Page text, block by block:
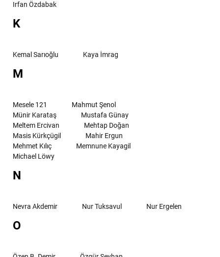
Irfan Özdabak
K
Kemal Sarıoğlu Kaya İmrag
M
Mesele 121
Mahmut Şenol
Münir Karataş
Mustafa Günay
Meltem Ercivan
Mehtap Doğan
Masis Kürkçügil
Mahir Ergun
Mehmet Kılıç
Memnune Kayagil
Michael Löwy
N
Nevra Akdemir Nur Tuksavul Nur Ergelen
O